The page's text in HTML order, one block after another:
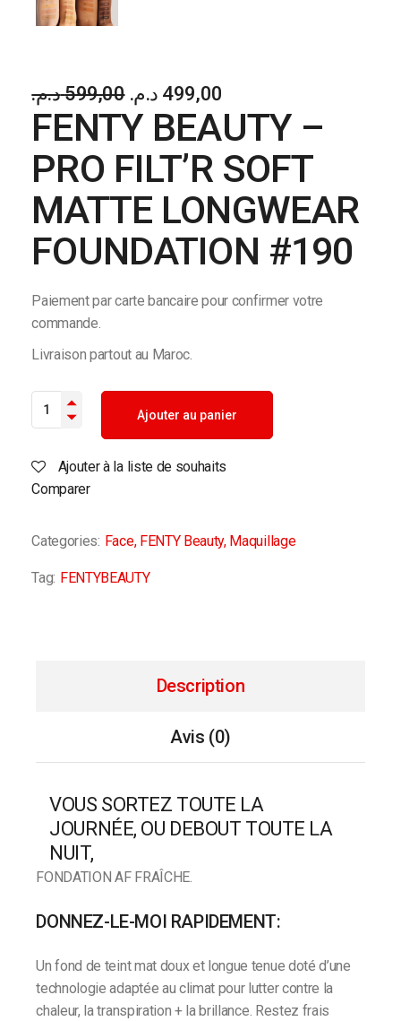
599,00د.م.
Le
prix
initial
était :
599,00 د.م..
499,00 د.م.
Le
prix
actuel
est :
499,00 د.م..
FENTY BEAUTY –
PRO FILT’R SOFT
MATTE LONGWEAR
FOUNDATION #190
Paiement par carte bancaire pour confirmer votre
commande.
Livraison partout au Maroc.
FENTY BEAUTY - PRO FILT’R SOFT MATTE LONGWEAR
Ajouter au panier
Ajouter à la liste de souhaits
Comparer
Categories: Face, FENTY Beauty, Maquillage
Tag: FENTYBEAUTY
Description
Avis (0)
VOUS SORTEZ TOUTE LA
JOURNÉE, OU DEBOUT TOUTE LA
NUIT,
FONDATION AF FRAÎCHE.
DONNEZ-LE-MOI RAPIDEMENT:
Un fond de teint mat doux et longue tenue doté d’une
technologie adaptée au climat pour lutter contre la
chaleur, la transpiration + la brillance. Restez frais